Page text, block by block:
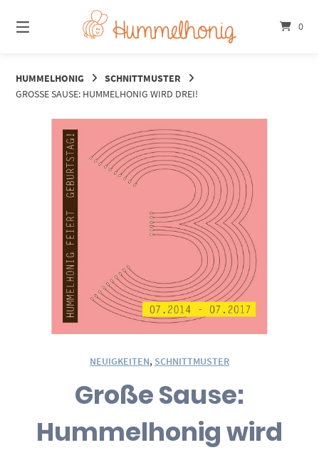
zum
Inhalt
0
HUMMELHONIG
SCHNITTMUSTER
GROSSE SAUSE: HUMMELHONIG WIRD DREI!
NEUIGKEITEN, SCHNITTMUSTER
Große Sause:
Hummelhonig wird